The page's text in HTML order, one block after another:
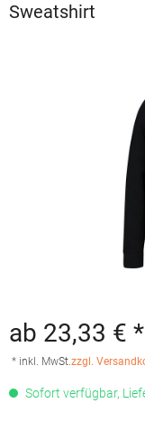
Sweatshirt
ab 23,33 € *
* inkl. MwSt.zzgl.
Sofort verfügbar,